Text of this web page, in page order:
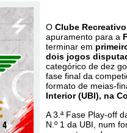
O Clube
apuramento para a
terminar em
dois jogos
categórico de dez
fase final da
formato de meias-
Interior (UBI), na
A 3.ª Fase Play-off
N.º 1 da UBI, num